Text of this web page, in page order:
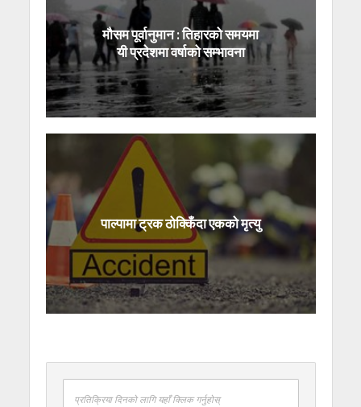
मौसम पूर्वानुमान : तिहारको समयमा
यी प्रदेशमा वर्षाको सम्भावना
पाल्पामा ट्रक ठोक्किँदा एकको मृत्यु
प्रतिक्रिया दिनको लागि यहाँ क्लिक गर्नुहोस्